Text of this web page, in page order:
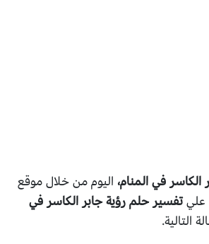
في المنام، اليوم من خلال موقع
تفسير حلم رؤية جابر الكاسر في
التالية.